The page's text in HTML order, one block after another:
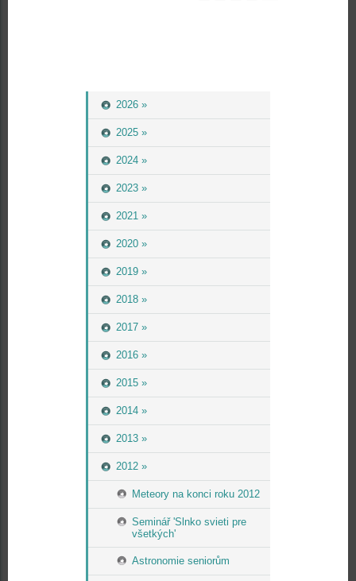
2026 »
2025 »
2024 »
2023 »
2021 »
2020 »
2019 »
2018 »
2017 »
2016 »
2015 »
2014 »
2013 »
2012 »
Meteory na konci roku 2012
Seminář 'Slnko svieti pre
všetkých'
Astronomie seniorům